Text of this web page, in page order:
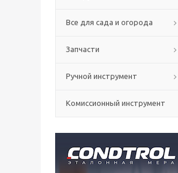
Все для сада и огорода
Запчасти
Ручной инструмент
Комиссионный инструмент